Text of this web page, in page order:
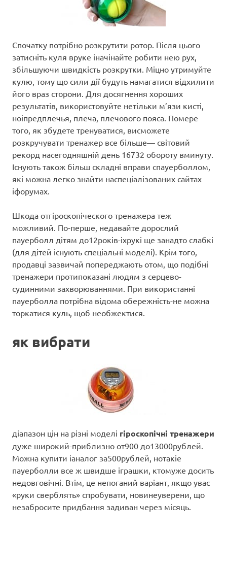
Спочатку потрібно розкрутити ротор. Після цього
затисніть куля вруке іначінайте робити нею рух,
збільшуючи швидкість розкрутки. Міцно утримуйте
кулю, тому що сили дії будуть намагатися відхилити
його враз сторони. Для досягнення хороших
результатів, використовуйте нетільки м’язи кисті,
ноіпредплечья, плеча, плечового пояса. Помере
того, як збудете тренуватися, висможете
розкручувати тренажер все більше— світовий
рекорд насегодняшній день 16732 обороту вминуту.
Існують також більш складні вправи спауерболлом,
які можна легко знайти наспеціалізованих сайтах
іфорумах.
Шкода отгіроскопіческого тренажера теж
можливий. По-перше, недавайте дорослий
пауерболл дітям до12років-іхрукі ще занадто слабкі
(для дітей існують спеціальні моделі). Крім того,
продавці зазвичай попереджають отом, що подібні
тренажери протипоказані людям з серцево-
судинними захворюваннями. При використанні
пауерболла потрібна відома обережність-не можна
торкатися куль, щоб необжектися.
як вибрати
діапазон цін на різні моделі гіроскопічні тренажери
дуже широкий-приблизно от900 до13000рублей.
Можна купити іаналог за500рублей, нотакіе
пауерболли все ж швидше іграшки, ктомуже досить
недовговічні. Втім, це непоганий варіант, якщо увас
«руки сверблять» спробувати, новинеуверени, що
незабросите придбання задиван через місяць.